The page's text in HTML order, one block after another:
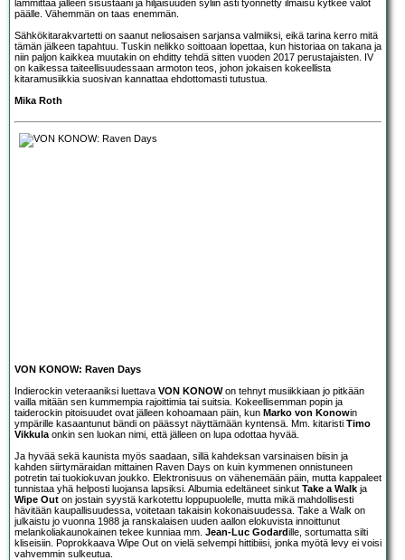
lämmittää jälleen sisustaani ja hiljaisuuden syliin asti työnnetty ilmaisu kytkee valot
päälle. Vähemmän on taas enemmän.
Sähkökitarakvartetti on saanut neliosaisen sarjansa valmiiksi, eikä tarina kerro mitä
tämän jälkeen tapahtuu. Tuskin nelikko soittoaan lopettaa, kun historiaa on takana ja
niin paljon kaikkea muutakin on ehditty tehdä sitten vuoden 2017 perustajaisten. IV
on kaikessa taiteellisuudessaan armoton teos, johon jokaisen kokeellista
kitaramusiikkia suosivan kannattaa ehdottomasti tutustua.
Mika Roth
VON KONOW: Raven Days
Indierockin veteraaniksi luettava VON KONOWon tehnyt musiikkiaan jo pitkään
vailla mitään sen kummempia rajoittimia tai suitsia. Kokeellisemman popin ja
taiderockin pitoisuudet ovat jälleen kohoamaan päin, kun Marko von Konowin
ympärille kasaantunut bändi on päässyt näyttämään kyntensä. Mm. kitaristi Timo
Vikkula onkin sen luokan nimi, että jälleen on lupa odottaa hyvää.
Ja hyvää sekä kaunista myös saadaan, sillä kahdeksan varsinaisen biisin ja
kahden siirtymäraidan mittainen Raven Days on kuin kymmenen onnistuneen
potretin tai tuokiokuvan joukko. Elektronisuus on vähenemään päin, mutta kappaleet
tunnistaa yhä helposti luojansa lapsiksi. Albumia edeltäneet sinkut Take a Walk ja
Wipe Out on jostain syystä karkotettu loppupuolelle, mutta mikä mahdollisesti
hävitään kaupallisuudessa, voitetaan takaisin kokonaisuudessa. Take a Walk on
julkaistu jo vuonna 1988 ja ranskalaisen uuden aallon elokuvista innoittunut
melankoliakaunokainen tekee kunniaa mm. Jean-Luc Godardille, sortumatta silti
kliseisiin. Poprokkaava Wipe Out on vielä selvempi hittibiisi, jonka myötä levy ei voisi
vahvemmin sulkeutua.